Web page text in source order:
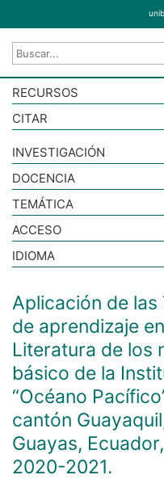
RECURSOS
CITAR
Aplicación de
de aprendizaje
Literatura de los
básico de la
“Océano
cantón
Guayas,
2020-2021.
INVESTIGACIÓN
DOCENCIA
TEMÁTICA
ACCESO
IDIOMA